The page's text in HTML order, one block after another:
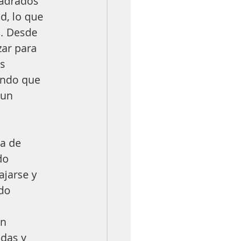
lo que
Desde
para
que
de
y
y